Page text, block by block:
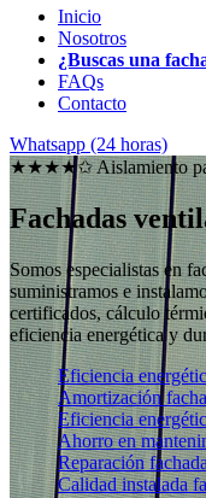
Inicio
Nosotros
¿Buscas una
FAQs
Contacto
Whatsapp (24 horas)
★★★★✩ Aislamiento
Fachadas
Somos especialistas en
suministramos e
certificados, cálculo
eficiencia energética y
Eficiencia
Amortización
Eficiencia
Ahorro en
Reparación
Calidad instalada